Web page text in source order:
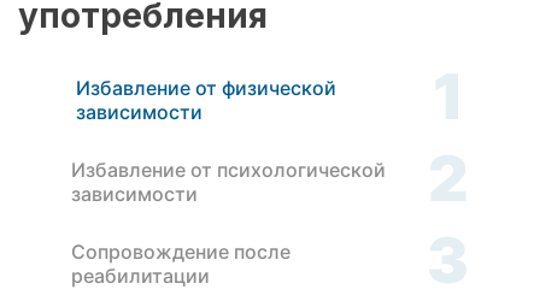
употребления
Избавление от физической
зависимости
1
Избавление от психологической
зависимости
2
Сопровождение после
реабилитации
3